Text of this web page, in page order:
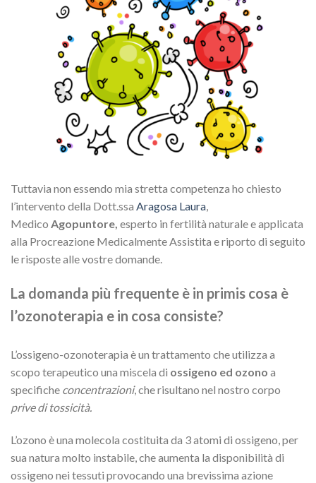
Tuttavia non essendo mia stretta competenza ho chiesto
l’intervento della Dott.ssa Aragosa Laura
Medico Agopuntore, esperto in fertilità naturale e applicata
alla Procreazione Medicalmente Assistita e riporto di seguito
le risposte alle vostre domande.
La domanda più frequente è in primis cosa è
l’ozonoterapia e in cosa consiste?
L’ossigeno-ozonoterapia è un trattamento che utilizza a
scopo terapeutico una miscela di ossigeno ed ozono a
specifiche concentrazioni, che risultano nel nostro corpo
prive di tossicità.
L’ozono è una molecola costituita da 3 atomi di ossigeno, per
sua natura molto instabile, che aumenta la disponibilità di
ossigeno nei tessuti provocando una brevissima azione